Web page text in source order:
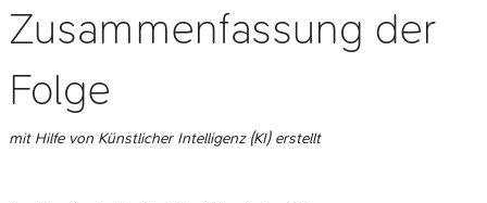
Zusammenfassung der
Folge
mit Hilfe von Künstlicher Intelligenz (KI) erstellt